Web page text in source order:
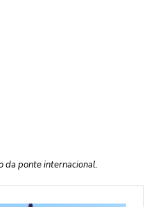
da ponte internacional.